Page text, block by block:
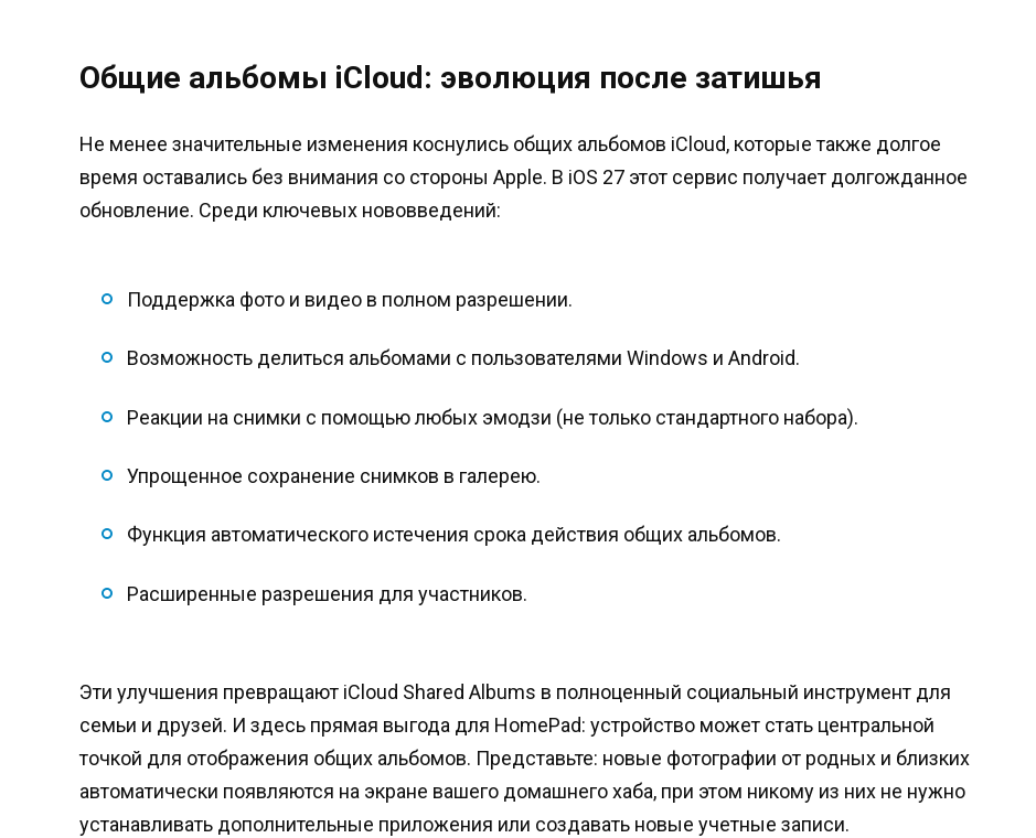
Общие альбомы iCloud: эволюция после затишья
Не менее значительные изменения коснулись общих альбомов iCloud, которые также долгое
время оставались без внимания со стороны Apple. В iOS 27 этот сервис получает долгожданное
обновление. Среди ключевых нововведений:
Поддержка фото и видео в полном разрешении.
Возможность делиться альбомами с пользователями Windows и Android.
Реакции на снимки с помощью любых эмодзи (не только стандартного набора).
Упрощенное сохранение снимков в галерею.
Функция автоматического истечения срока действия общих альбомов.
Расширенные разрешения для участников.
Эти улучшения превращают iCloud Shared Albums в полноценный социальный инструмент для
семьи и друзей. И здесь прямая выгода для HomePad: устройство может стать центральной
точкой для отображения общих альбомов. Представьте: новые фотографии от родных и близких
автоматически появляются на экране вашего домашнего хаба, при этом никому из них не нужно
устанавливать дополнительные приложения или создавать новые учетные записи.